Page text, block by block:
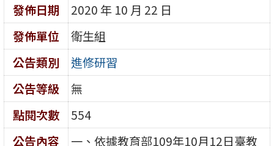
發佈日期
2020 年 10 月 22 日
發佈單位
衛生組
公告類別
進修研習
公告等級
無
點閱次數
554
公告內容
一、依據教育部109年10月12日臺教